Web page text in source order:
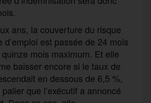
ans, la couverture du risque
d’emploi est passée de 24 mois
mois maximum. Et elle
baisser encore si le taux de
en dessous de 6,5 %,
que l’exécutif a annoncé